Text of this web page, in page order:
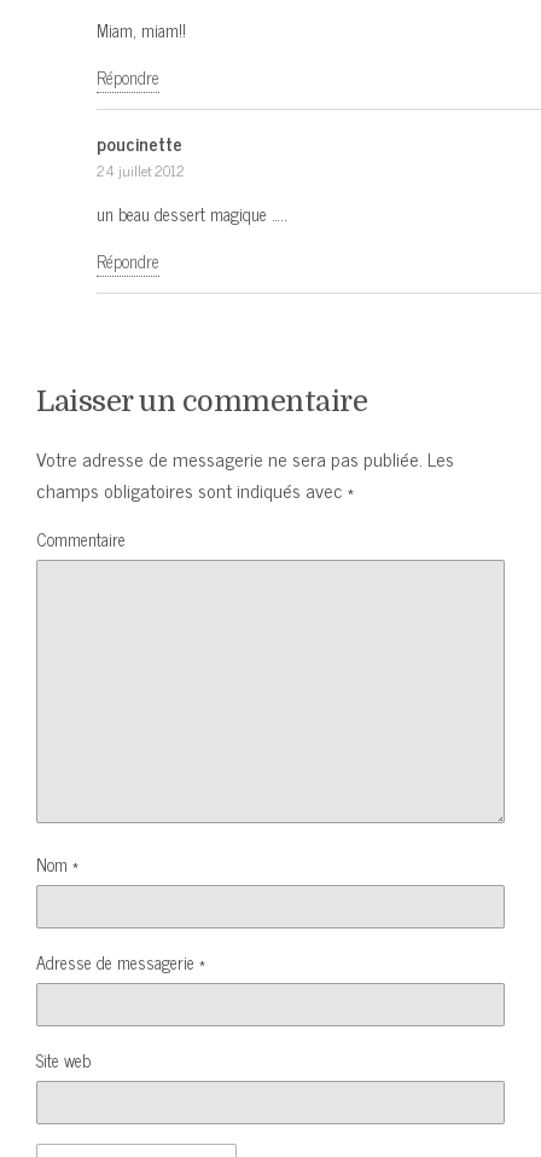
Miam, miam!!
Répondre
poucinette
24 juillet 2012
un beau dessert magique …..
Répondre
Laisser un commentaire
Votre adresse de messagerie ne sera pas publiée. Les
champs obligatoires sont indiqués avec*
Commentaire
Nom *
Adresse de messagerie *
Site web